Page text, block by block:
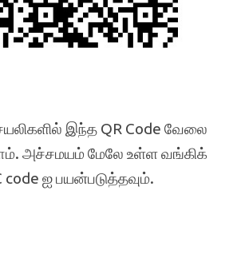
இந்த QR Code வேலை
அச்சமயம் மேலே உள்ள வங்கிக்
ஐ பயன்படுத்தவும்.